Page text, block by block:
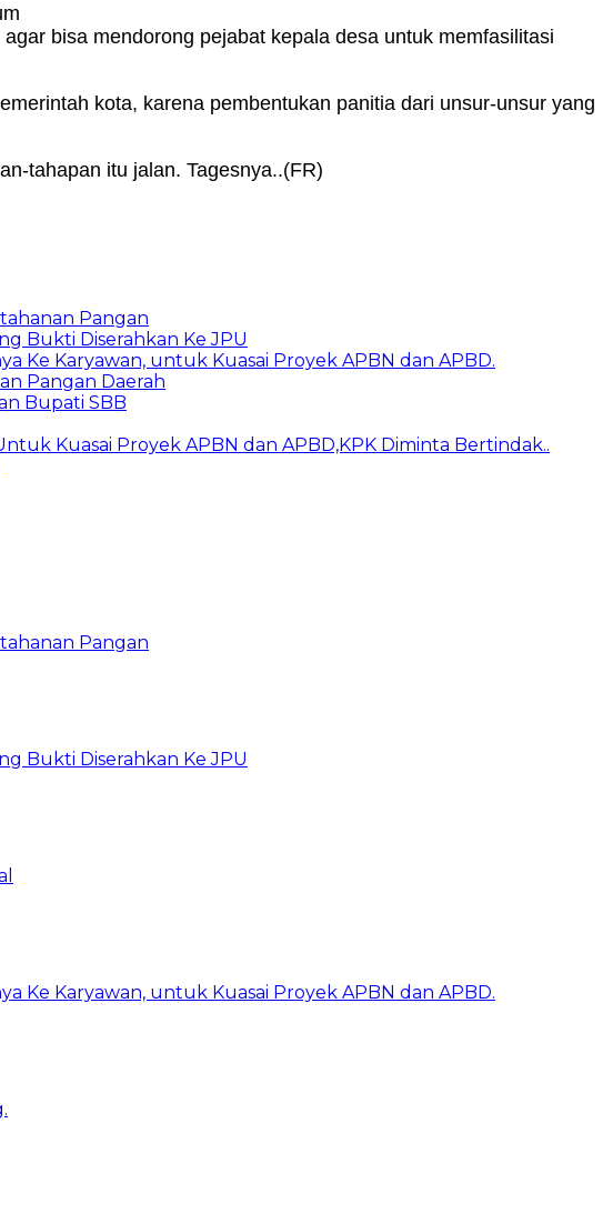
bisa mendorong pejabat kepala desa untuk memfasilitasi
kota, karena pembentukan panitia dari unsur-unsur yang
tahapan itu jalan. Tagesnya..(FR)
Pangan
Bukti Diserahkan Ke JPU
Ke Karyawan, untuk Kuasai Proyek APBN dan APBD.
Pangan Daerah
Bupati SBB
Kuasai Proyek APBN dan APBD,KPK Diminta Bertindak..
Pangan
Bukti Diserahkan Ke JPU
Ke Karyawan, untuk Kuasai Proyek APBN dan APBD.